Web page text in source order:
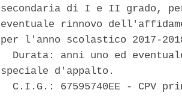
secondaria di I e II grado,
eventuale rinnovo
per l'anno scolastico 2017-
Durata: anni uno ed
speciale d'appalto.
C.I.G.: 67595740EE - CPV